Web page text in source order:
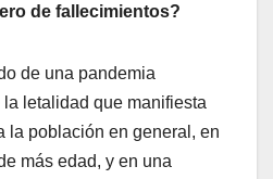
de fallecimientos?
de una pandemia
letalidad que manifiesta
la población en general, en
más edad, y en una